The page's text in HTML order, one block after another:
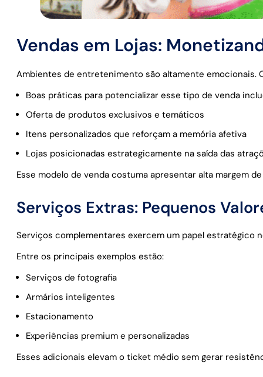
Vendas em Lojas:
Ambientes de entretenimento são altamente emocionais.
Boas práticas para potencializar esse tipo de venda
Oferta de produtos exclusivos e temáticos
Itens personalizados que reforçam a memória afetiva
Lojas posicionadas estrategicamente na saída das
Esse modelo de venda costuma apresentar alta margem
Serviços Extras: Pequenos
Serviços complementares exercem um papel estratégico
Entre os principais exemplos estão:
Serviços de fotografia
Armários inteligentes
Estacionamento
Experiências premium e personalizadas
Esses adicionais elevam o ticket médio sem gerar